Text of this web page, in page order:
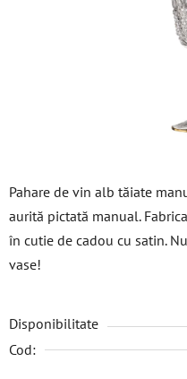
Pahare de vin alb tăiate
aurită pictată manual.
în cutie de cadou cu satin.
vase!
Disponibilitate
Cod: